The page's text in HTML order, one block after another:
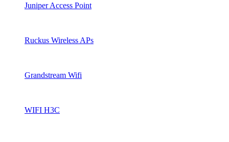
Juniper Access Point
Ruckus Wireless APs
Grandstream Wifi
WIFI H3C